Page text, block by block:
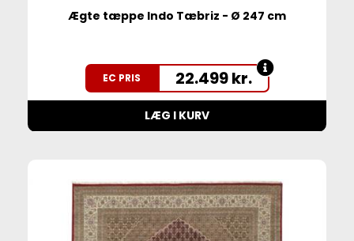
Ægte tæppe Indo Tæbriz - Ø 247 cm
EC PRIS 22.499kr.
LÆG I KURV